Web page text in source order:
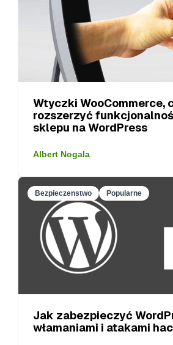
Wtyczki WooCommerce,
rozszerzyć
sklepu na WordPress
Albert Nogala
Bezpieczenstwo Popularne
Jak zabezpieczyć
włamaniami i atakami